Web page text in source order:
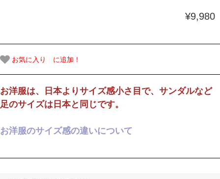
¥9,980
お気に入り に追加！
お洋服は、日本よりサイズ感小さ目で、サンダルなど
足のサイズは日本と同じです。
お洋服のサイズ感の違いについて